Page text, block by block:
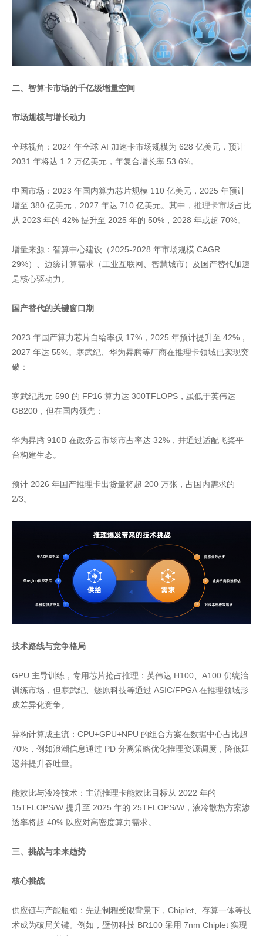
二、智算卡市场的千亿级增量空间
市场规模与增长动力
全球视角：2024 年全球 AI 加速卡市场规模为 628 亿美元，预计
2031 年将达 1.2 万亿美元，年复合增长率 53.6%。
中国市场：2023 年国内算力芯片规模 110 亿美元，2025 年预计
增至 380 亿美元，2027 年达 710 亿美元。其中，推理卡市场占比
从 2023 年的 42% 提升至 2025 年的 50%，2028 年或超 70%。
增量来源：智算中心建设（2025-2028 年市场规模 CAGR
29%）、边缘计算需求（工业互联网、智慧城市）及国产替代加速
是核心驱动力。
国产替代的关键窗口期
2023 年国产算力芯片自给率仅 17%，2025 年预计提升至 42%，
2027 年达 55%。寒武纪、华为昇腾等厂商在推理卡领域已实现突
破：
寒武纪思元 590 的 FP16 算力达 300TFLOPS，虽低于英伟达
GB200，但在国内领先；
华为昇腾 910B 在政务云市场市占率达 32%，并通过适配飞桨平
台构建生态。
预计 2026 年国产推理卡出货量将超 200 万张，占国内需求的
2/3。
技术路线与竞争格局
GPU 主导训练，专用芯片抢占推理：英伟达 H100、A100 仍统治
训练市场，但寒武纪、燧原科技等通过 ASIC/FPGA 在推理领域形
成差异化竞争。
异构计算成主流：CPU+GPU+NPU 的组合方案在数据中心占比超
70%，例如浪潮信息通过 PD 分离策略优化推理资源调度，降低延
迟并提升吞吐量。
能效比与液冷技术：主流推理卡能效比目标从 2022 年的
15TFLOPS/W 提升至 2025 年的 25TFLOPS/W，液冷散热方案渗
透率将超 40% 以应对高密度算力需求。
三、挑战与未来趋势
核心挑战
供应链与产能瓶颈：先进制程受限背景下，Chiplet、存算一体等技
术成为破局关键。例如，壁仞科技 BR100 采用 7nm Chiplet 实现